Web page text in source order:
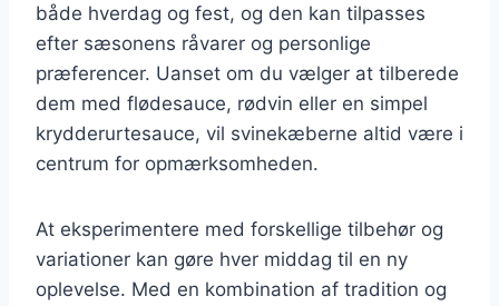
både hverdag og fest, og den kan tilpasses
efter sæsonens råvarer og personlige
præferencer. Uanset om du vælger at tilberede
dem med flødesauce, rødvin eller en simpel
krydderurtesauce, vil svinekæberne altid være i
centrum for opmærksomheden.
At eksperimentere med forskellige tilbehør og
variationer kan gøre hver middag til en ny
oplevelse. Med en kombination af tradition og